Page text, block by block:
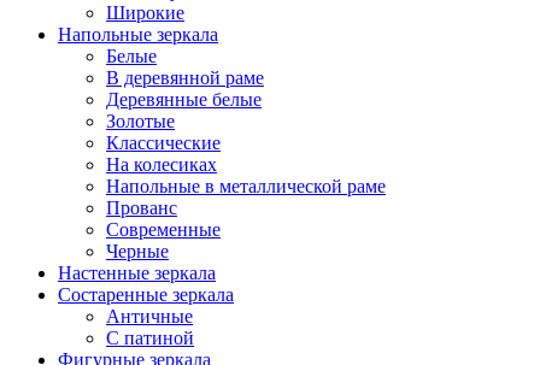
Широкие
Напольные зеркала
Белые
В деревянной раме
Деревянные белые
Золотые
Классические
На колесиках
Напольные в металлической раме
Прованс
Современные
Черные
Настенные зеркала
Состаренные зеркала
Античные
С патиной
Фигурные зеркала